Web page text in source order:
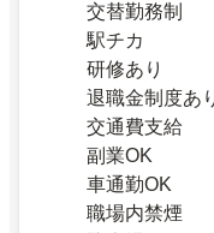
交替勤務制
駅チカ
研修あり
退職金制度あ
交通費支給
副業OK
車通勤OK
職場内禁煙